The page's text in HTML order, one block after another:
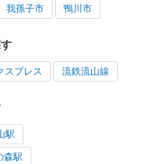
我孫子市 鴨川市
スプレス 流鉄流山線
駅
森駅